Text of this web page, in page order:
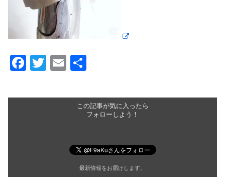
F
c
k
T
tt
E
ail
この記事が気に入ったら
フォローしよう！
最新情報をお届けします。